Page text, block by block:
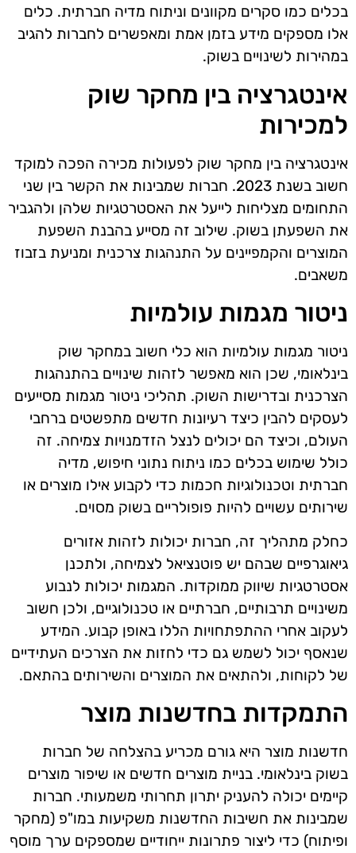
בכלים כמו סקרים מקוונים וניתוח מדיה חברתית. כלים
אלו מספקים מידע בזמן אמת ומאפשרים לחברות להגיב
במהירות לשינויים בשוק.
אינטגרציה בין מחקר שוק
למכירות
אינטגרציה בין מחקר שוק לפעולות מכירה הפכה למוקד
חשוב בשנת 2023. חברות שמבינות את הקשר בין שני
התחומים מצליחות לייעל את האסטרטגיות שלהן ולהגביר
את השפעתן בשוק. שילוב זה מסייע בהבנת השפעת
המוצרים והקמפיינים על התנהגות צרכנית ומניעת בזבוז
משאבים.
ניטור מגמות עולמיות
ניטור מגמות עולמיות הוא כלי חשוב במחקר שוק
בינלאומי, שכן הוא מאפשר לזהות שינויים בהתנהגות
הצרכנית ובדרישות השוק. תהליכי ניטור מגמות מסייעים
לעסקים להבין כיצד רעיונות חדשים מתפשטים ברחבי
העולם, וכיצד הם יכולים לנצל הזדמנויות צמיחה. זה
כולל שימוש בכלים כמו ניתוח נתוני חיפוש, מדיה
חברתית וטכנולוגיות חכמות כדי לקבוע אילו מוצרים או
שירותים עשויים להיות פופולריים בשוק מסוים.
כחלק מתהליך זה, חברות יכולות לזהות אזורים
גיאוגרפיים שבהם יש פוטנציאל לצמיחה, ולתכנן
אסטרטגיות שיווק ממוקדות. המגמות יכולות לנבוע
משינויים תרבותיים, חברתיים או טכנולוגיים, ולכן חשוב
לעקוב אחרי ההתפתחויות הללו באופן קבוע. המידע
שנאסף יכול לשמש גם כדי לחזות את הצרכים העתידיים
של לקוחות, ולהתאים את המוצרים והשירותים בהתאם.
התמקדות בחדשנות מוצר
חדשנות מוצר היא גורם מכריע בהצלחה של חברות
בשוק בינלאומי. בניית מוצרים חדשים או שיפור מוצרים
קיימים יכולה להעניק יתרון תחרותי משמעותי. חברות
שמבינות את חשיבות החדשנות משקיעות במו"פ (מחקר
ופיתוח) כדי ליצור פתרונות ייחודיים שמספקים ערך מוסף